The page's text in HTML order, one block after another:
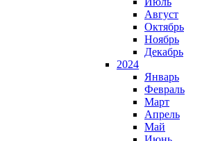
Август
Октябрь
Ноябрь
Декабрь
2024
Январь
Февраль
Март
Апрель
Май